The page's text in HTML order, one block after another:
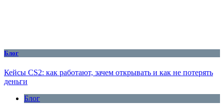
Блог
Кейсы CS2: как работают, зачем открывать и как не потерять
деньги
Блог